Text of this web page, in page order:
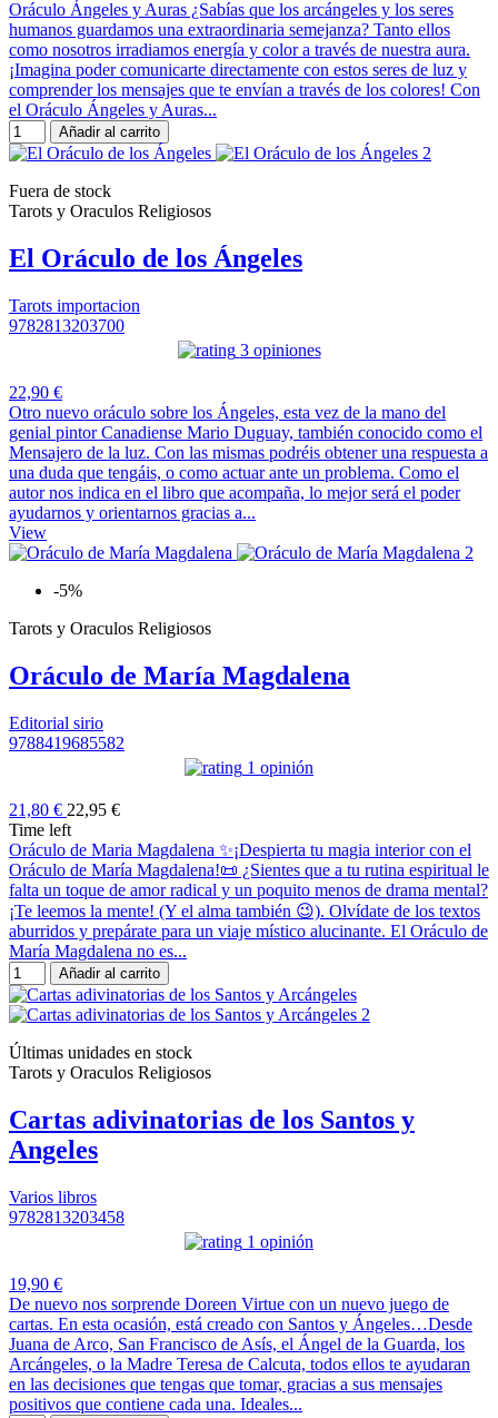
Oráculo Ángeles y Auras ¿Sabías que los arcángeles y los seres
humanos guardamos una extraordinaria semejanza? Tanto ellos
como nosotros irradiamos energía y color a través de nuestra aura.
¡Imagina poder comunicarte directamente con estos seres de luz y
comprender los mensajes que te envían a través de los colores! Con
el Oráculo Ángeles y Auras...
Añadir al carrito
Fuera de stock
Tarots y Oraculos Religiosos
El Oráculo de los Ángeles
Tarots importacion
9782813203700
3 opiniones
22,90 €
Otro nuevo oráculo sobre los Ángeles, esta vez de la mano del
genial pintor Canadiense Mario Duguay, también conocido como el
Mensajero de la luz. Con las mismas podréis obtener una respuesta a
una duda que tengáis, o como actuar ante un problema. Como el
autor nos indica en el libro que acompaña, lo mejor será el poder
ayudarnos y orientarnos gracias a...
View
-5%
Tarots y Oraculos Religiosos
Oráculo de María Magdalena
Editorial sirio
9788419685582
1 opinión
21,80 € 22,95 €
Time left
Oráculo de Maria Magdalena ✨¡Despierta tu magia interior con el
Oráculo de María Magdalena!📜 ¿Sientes que a tu rutina espiritual le
falta un toque de amor radical y un poquito menos de drama mental?
¡Te leemos la mente! (Y el alma también 😉). Olvídate de los textos
aburridos y prepárate para un viaje místico alucinante. El Oráculo de
María Magdalena no es...
Añadir al carrito
Últimas unidades en stock
Tarots y Oraculos Religiosos
Cartas adivinatorias de los Santos y
Angeles
Varios libros
9782813203458
1 opinión
19,90 €
De nuevo nos sorprende Doreen Virtue con un nuevo juego de
cartas. En esta ocasión, está creado con Santos y Ángeles…Desde
Juana de Arco, San Francisco de Asís, el Ángel de la Guarda, los
Arcángeles, o la Madre Teresa de Calcuta, todos ellos te ayudaran
en las decisiones que tengas que tomar, gracias a sus mensajes
positivos que contiene cada una. Ideales...